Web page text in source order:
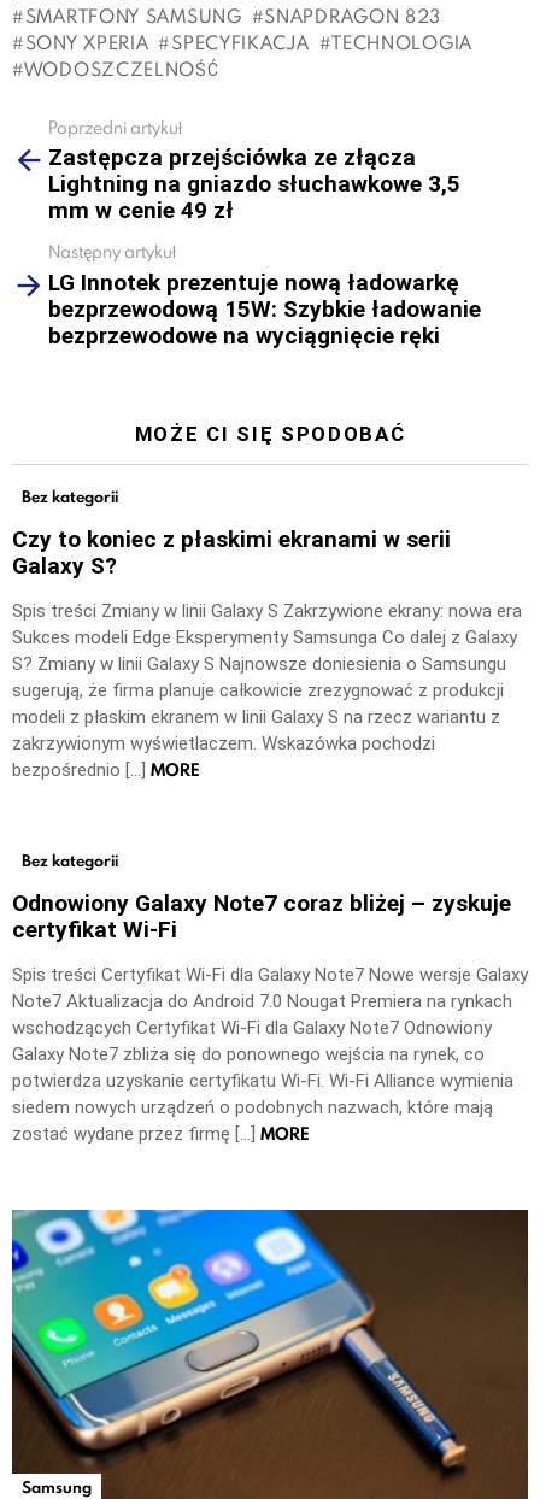
SMARTFONY SAMSUNG
SNAPDRAGON 823
SONY XPERIA
SPECYFIKACJA
TECHNOLOGIA
WODOSZCZELNOŚĆ
more
Poprzedni artykuł
Zastępcza przejściówka ze złącza
Lightning na gniazdo słuchawkowe 3,5
mm w cenie 49 zł
Następny artykuł
LG Innotek prezentuje nową ładowarkę
bezprzewodową 15W: Szybkie ładowanie
bezprzewodowe na wyciągnięcie ręki
MOŻE CI SIĘ SPODOBAĆ
Bez kategorii
Czy to koniec z płaskimi ekranami w serii
Galaxy S?
Spis treści Zmiany w linii Galaxy S Zakrzywione ekrany: nowa era
Sukces modeli Edge Eksperymenty Samsunga Co dalej z Galaxy
S? Zmiany w linii Galaxy S Najnowsze doniesienia o Samsungu
sugerują, że firma planuje całkowicie zrezygnować z produkcji
modeli z płaskim ekranem w linii Galaxy S na rzecz wariantu z
zakrzywionym wyświetlaczem. Wskazówka pochodzi
bezpośrednio […] MORE
Bez kategorii
Odnowiony Galaxy Note7 coraz bliżej – zyskuje
certyfikat Wi-Fi
Spis treści Certyfikat Wi-Fi dla Galaxy Note7 Nowe wersje Galaxy
Note7 Aktualizacja do Android 7.0 Nougat Premiera na rynkach
wschodzących Certyfikat Wi-Fi dla Galaxy Note7 Odnowiony
Galaxy Note7 zbliża się do ponownego wejścia na rynek, co
potwierdza uzyskanie certyfikatu Wi-Fi. Wi-Fi Alliance wymienia
siedem nowych urządzeń o podobnych nazwach, które mają
zostać wydane przez firmę […] MORE
Samsung